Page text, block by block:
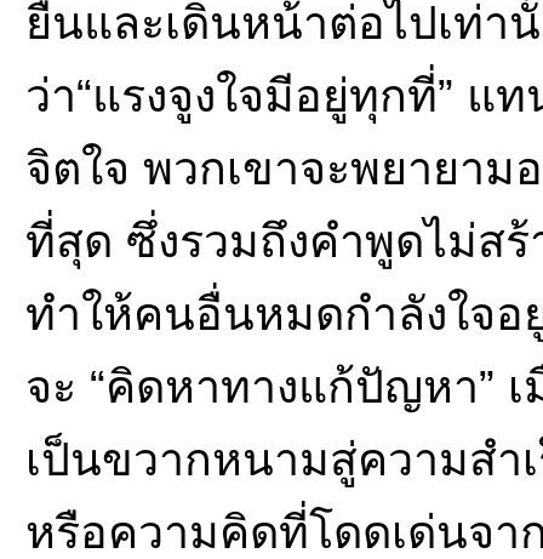
ยืนและเดินหน้าต่อไปเท่า
ว่า“แรงจูงใจมีอยู่ทุกที่”
จิตใจ พวกเขาจะพยายาม
ที่สุด ซึ่งรวมถึงคำพูดไม่ส
ทำให้คนอื่นหมดกำลังใจอ
จะ “คิดหาทางแก้ปัญหา”
เป็นขวากหนามสู่ความสำ
หรือความคิดที่โดดเด่นจา